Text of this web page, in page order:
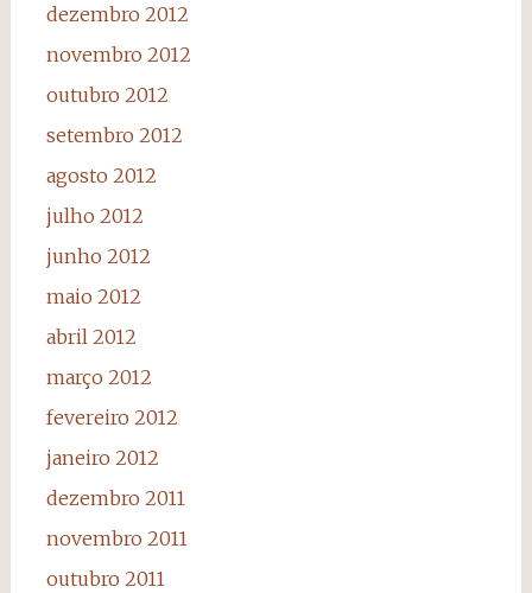
dezembro 2012
novembro 2012
outubro 2012
setembro 2012
agosto 2012
julho 2012
junho 2012
maio 2012
abril 2012
março 2012
fevereiro 2012
janeiro 2012
dezembro 2011
novembro 2011
outubro 2011